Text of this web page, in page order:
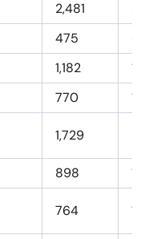
2,481
475
1,182
770
1,729
898
764